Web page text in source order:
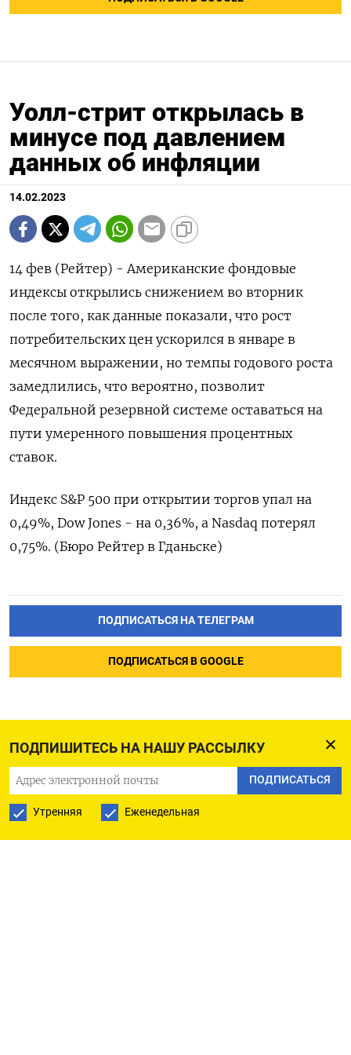
ПОДПИШИТЕСЬ НА НАШУ РАССЫЛКУ
ПОДПИСАТЬСЯ
Утренняя Еженедельная
Уолл-стрит открылась в
минусе под давлением
данных об инфляции
14.02.2023
14 фев (Рейтер) - Американские фондовые
индексы открылись снижением во вторник
после того, как данные показали, что рост
потребительских цен ускорился в январе в
месячном выражении, но темпы годового роста
замедлились, что вероятно, позволит
Федеральной резервной системе оставаться на
пути умеренного повышения процентных
ставок.
Индекс S&P 500 при открытии торгов упал на
0,49%, Dow Jones - на 0,36%, а Nasdaq потерял
0,75%. (Бюро Рейтер в Гданьске)
ПОДПИСАТЬСЯ НА ТЕЛЕГРАМ
ПОДПИСАТЬСЯ В GOOGLE